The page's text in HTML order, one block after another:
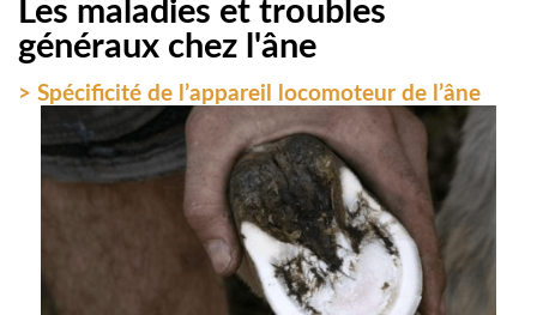
Les maladies et troubles
généraux chez l'âne
> Spécificité de l’appareil locomoteur de l’âne